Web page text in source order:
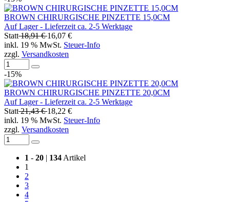
BROWN CHIRURGISCHE PINZETTE 15,0CM
Auf Lager - Lieferzeit ca. 2-5 Werktage
Statt18,91 €16,07 €
inkl. 19 % MwSt. Steuer-Info
zzgl. Versandkosten
-15%
BROWN CHIRURGISCHE PINZETTE 20,0CM
Auf Lager - Lieferzeit ca. 2-5 Werktage
Statt21,43 €18,22 €
inkl. 19 % MwSt. Steuer-Info
zzgl. Versandkosten
1 - 20 | 134 Artikel
1
2
3
4